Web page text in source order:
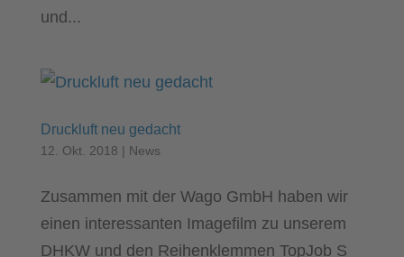
und...
Druckluft neu gedacht
12. Okt. 2018 | News
Zusammen mit der Wago GmbH haben wir
einen interessanten Imagefilm zu unserem
DHKW und den Reihenklemmen TopJob S